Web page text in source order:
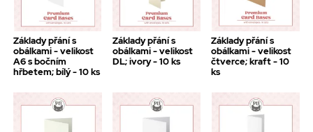
Základy přání s
obálkami - velikost
A6 s bočním
hřbetem; bílý - 10 ks
Základy přání s
obálkami - velikost
DL; ivory - 10 ks
Základy přání s
obálkami - velikost
čtverce; kraft - 10
ks